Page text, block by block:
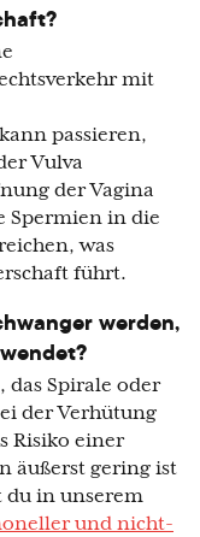
mit
passieren,
Vulva
der Vagina
Spermien in die
was
führt.
werden,
das Spirale oder
der Verhütung
Risiko einer
äußerst gering ist
du in unserem
und nicht-